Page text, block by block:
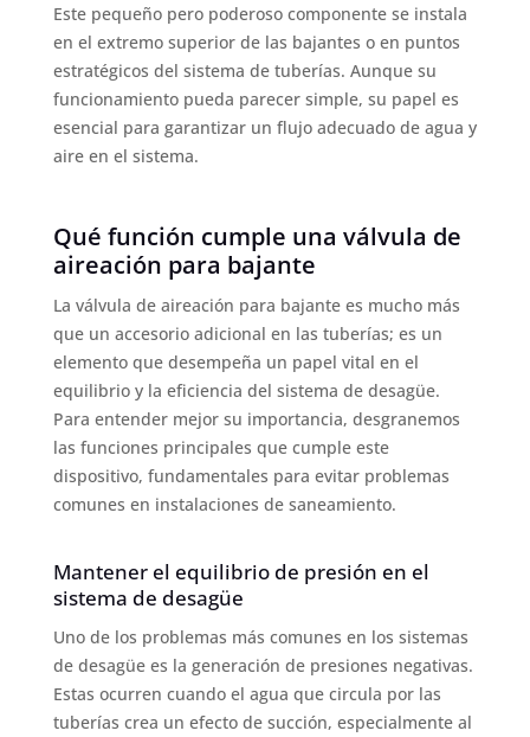
Este pequeño pero poderoso componente se instala
en el extremo superior de las bajantes o en puntos
estratégicos del sistema de tuberías. Aunque su
funcionamiento pueda parecer simple, su papel es
esencial para garantizar un flujo adecuado de agua y
aire en el sistema.
Qué función cumple una válvula de
aireación para bajante
La válvula de aireación para bajante es mucho más
que un accesorio adicional en las tuberías; es un
elemento que desempeña un papel vital en el
equilibrio y la eficiencia del sistema de desagüe.
Para entender mejor su importancia, desgranemos
las funciones principales que cumple este
dispositivo, fundamentales para evitar problemas
comunes en instalaciones de saneamiento.
Mantener el equilibrio de presión en el
sistema de desagüe
Uno de los problemas más comunes en los sistemas
de desagüe es la generación de presiones negativas.
Estas ocurren cuando el agua que circula por las
tuberías crea un efecto de succión, especialmente al